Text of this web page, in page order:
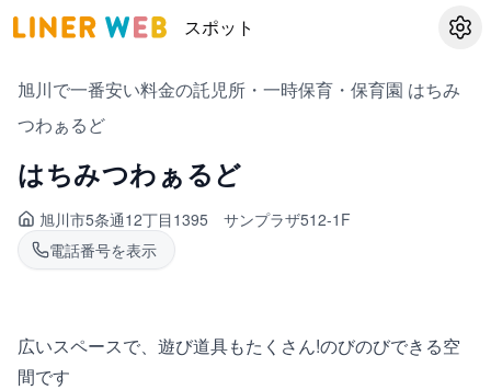
スポット 設定
旭川で一番安い料金の託児所・一時保育・保育園 はちみ
つわぁるど
はちみつわぁるど
旭川市5条通12丁目1395 サンプラザ512-1F
電話番号を表示
広いスペースで、遊び道具もたくさん!のびのびできる空
間です